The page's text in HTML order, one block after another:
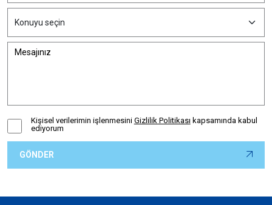
Kişisel verilerimin işlenmesini Gizlilik Politikası kapsamında kabul
ediyorum